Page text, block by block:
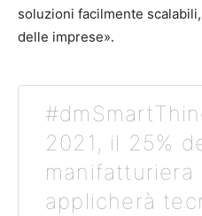
soluzioni facilmente
delle imprese».
2021, il 25%
manifatturiera
applicherà